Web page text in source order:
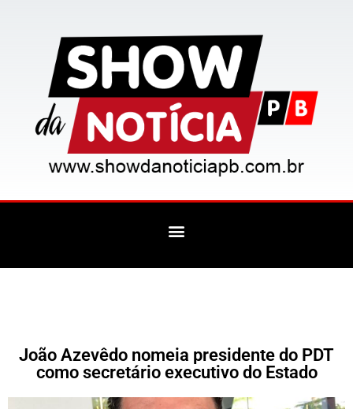
João Azevêdo nomeia presidente do PDT
como secretário executivo do Estado